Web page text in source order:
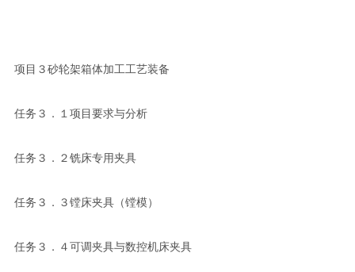
项目３砂轮架箱体加工工艺装备
任务３．１项目要求与分析
任务３．２铣床专用夹具
任务３．３镗床夹具（镗模）
任务３．４可调夹具与数控机床夹具